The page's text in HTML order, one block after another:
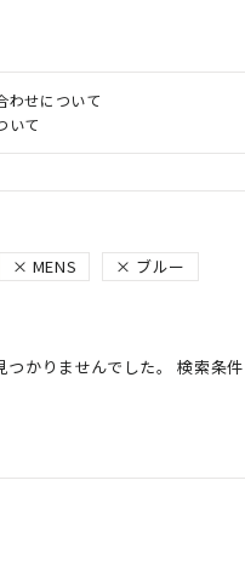
わせについて
いて
MENS ブルー
かりませんでした。 検索条件